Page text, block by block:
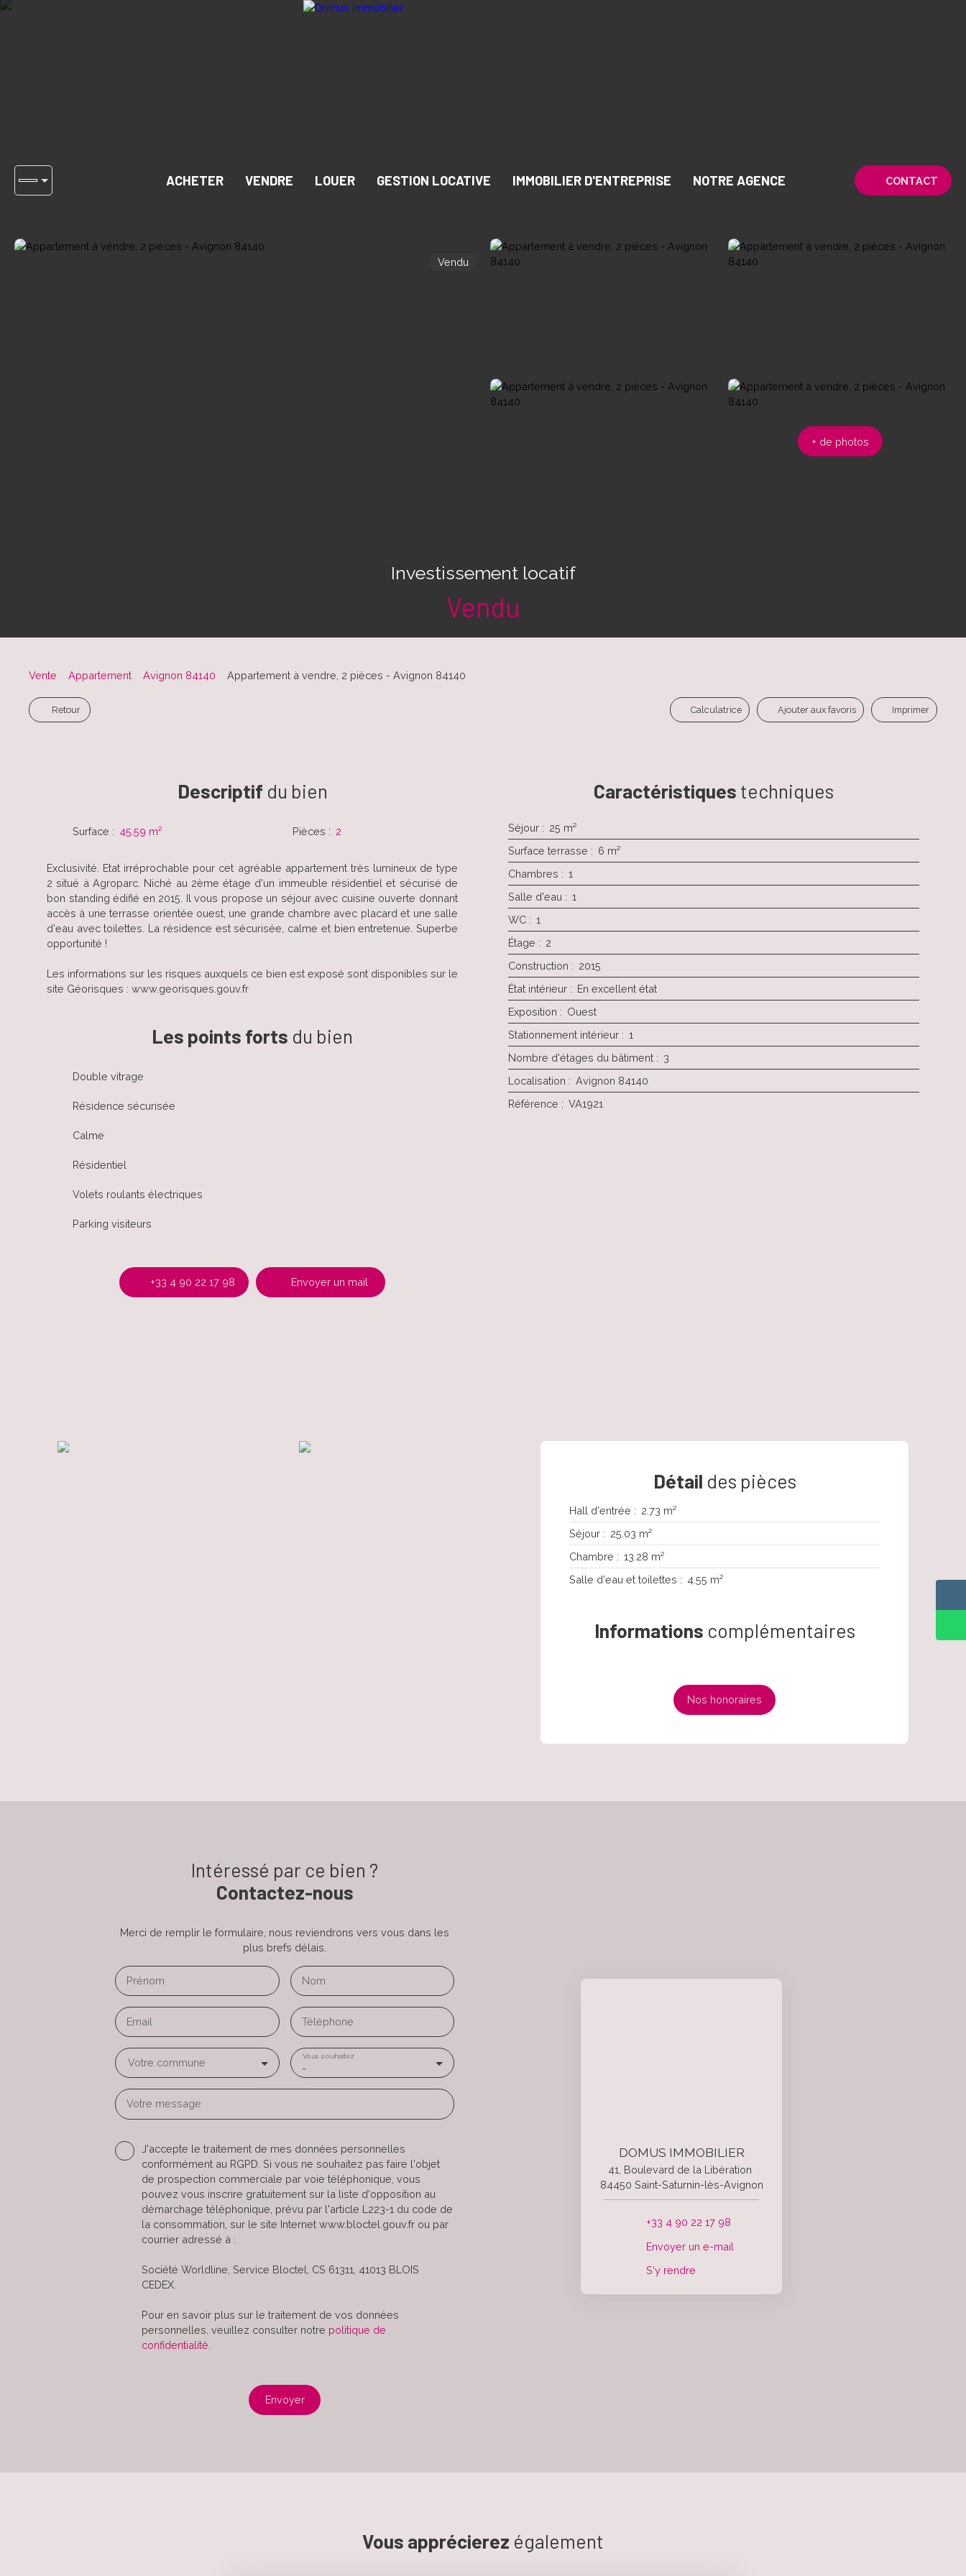
ACHETER VENDRE LOUER GESTION LOCATIVE IMMOBILIER D'ENTREPRISE NOTRE AGENCE CONTACT
Vendu
+ de photos
Investissement locatif
Vendu
Vente Appartement Avignon 84140 Appartement à vendre, 2 pièces - Avignon 84140
Retour Calculatrice Ajouter aux favoris Imprimer
Descriptif du bien
Surface : 45.59 m² Pièces : 2
Exclusivité. Etat irréprochable pour cet agréable appartement très lumineux de type
2 situé à Agroparc. Niché au 2ème étage d'un immeuble résidentiel et sécurisé de
bon standing édifié en 2015. Il vous propose un séjour avec cuisine ouverte donnant
accès à une terrasse orientée ouest, une grande chambre avec placard et une salle
d'eau avec toilettes. La résidence est sécurisée, calme et bien entretenue. Superbe
opportunité !
Les informations sur les risques auxquels ce bien est exposé sont disponibles sur le
site Géorisques : www.georisques.gouv.fr
Les points forts du bien
Double vitrage
Résidence sécurisée
Calme
Résidentiel
Volets roulants électriques
Parking visiteurs
+33 4 90 22 17 98 Envoyer un mail
Caractéristiques techniques
Séjour : 25 m²
Surface terrasse : 6 m²
Chambres : 1
Salle d'eau : 1
WC : 1
Étage : 2
Construction : 2015
État intérieur : En excellent état
Exposition : Ouest
Stationnement intérieur : 1
Nombre d'étages du bâtiment : 3
Localisation : Avignon 84140
Référence : VA1921
Détail des pièces
Hall d'entrée : 2.73 m²
Séjour : 25.03 m²
Chambre : 13.28 m²
Salle d'eau et toilettes : 4.55 m²
Informations complémentaires
Nos honoraires
Intéressé par ce bien ?
Contactez-nous
Merci de remplir le formulaire, nous reviendrons vers vous dans les
plus brefs délais.
Prénom Nom
Email Téléphone
Votre commune -
Vous souhaitez
Votre message
J'accepte le traitement de mes données personnelles
conformément au RGPD. Si vous ne souhaitez pas faire l'objet
de prospection commerciale par voie téléphonique, vous
pouvez vous inscrire gratuitement sur la liste d'opposition au
démarchage téléphonique, prévu par l'article L223-1 du code de
la consommation, sur le site Internet www.bloctel.gouv.fr ou par
courrier adressé à :
Société Worldline, Service Bloctel, CS 61311, 41013 BLOIS
CEDEX.
Pour en savoir plus sur le traitement de vos données
personnelles, veuillez consulter notre politique de
confidentialité
Envoyer
DOMUS IMMOBILIER
41, Boulevard de la Libération
84450 Saint-Saturnin-lès-Avignon
+33 4 90 22 17 98
Envoyer un e-mail
S'y rendre
Vous apprécierez également